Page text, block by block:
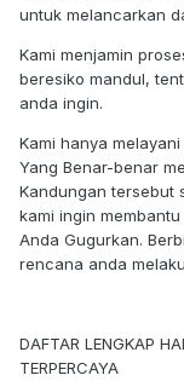
untuk melancarkan
Kami menjamin
beresiko mandul,
anda ingin.
Kami hanya
Yang Benar-benar
Kandungan tersebut
kami ingin
Anda Gugurkan.
rencana anda
DAFTAR LENGKAP
TERPERCAYA